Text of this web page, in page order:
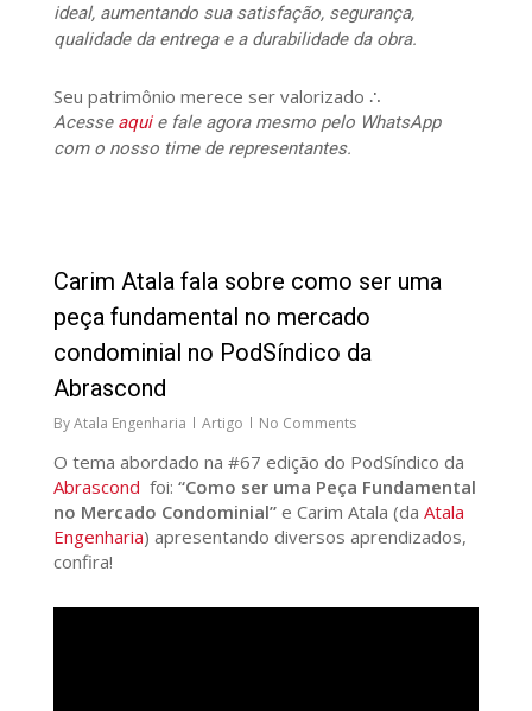
ideal, aumentando sua satisfação, segurança,
qualidade da entrega e a durabilidade da obra.
Seu patrimônio merece ser valorizado ∴
Acesse aquie fale agora mesmo pelo WhatsApp
com o nosso time de representantes.
Carim Atala fala sobre como ser uma
peça fundamental no mercado
condominial no PodSíndico da
Abrascond
ByAtala Engenharia Artigo No Comments
O tema abordado na #67 edição do PodSíndico da
Abrascond foi: “Como ser uma Peça Fundamental
no Mercado Condominial”e Carim Atala (da Atala
Engenharia) apresentando diversos aprendizados,
confira!